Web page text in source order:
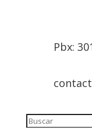
Pbx: